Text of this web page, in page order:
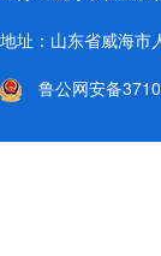
地址：山东省威海
鲁公网安备